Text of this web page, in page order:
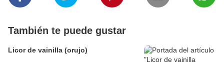
También te puede gustar
Licor de vainilla (orujo)